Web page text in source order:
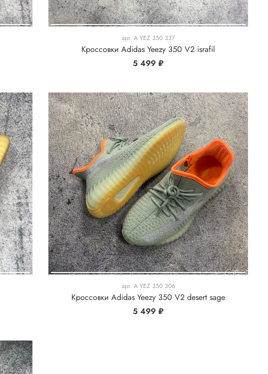
арт. A YEZ 350 337
Кроссовки Adidas Yeezy 350 V2 israfil
5 499 ₽
арт. A YEZ 350 306
Кроссовки Adidas Yeezy 350 V2 desert sage
5 499 ₽